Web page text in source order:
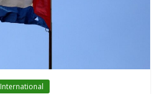
International